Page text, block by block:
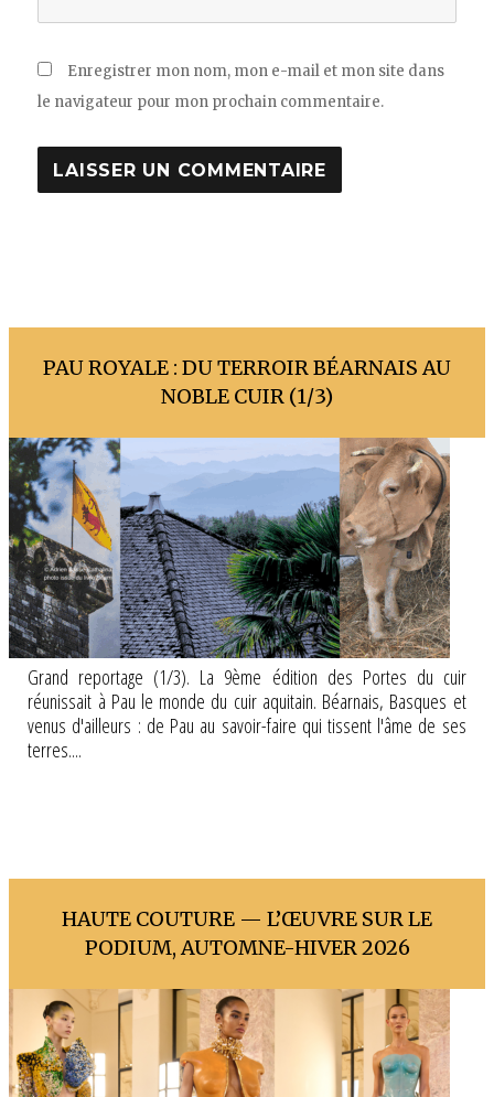
Enregistrer mon nom, mon e-mail et mon site dans
le navigateur pour mon prochain commentaire.
PAU ROYALE : DU TERROIR BÉARNAIS AU
NOBLE CUIR (1/3)
Grand reportage (1/3). La 9ème édition des Portes du cuir
réunissait à Pau le monde du cuir aquitain. Béarnais, Basques et
venus d'ailleurs : de Pau au savoir-faire qui tissent l'âme de ses
terres....
HAUTE COUTURE — L’ŒUVRE SUR LE
PODIUM, AUTOMNE-HIVER 2026